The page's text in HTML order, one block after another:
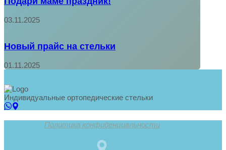
03.11.2025
Новый прайс на стельки
01.11.2025
Индивидуальные ортопедические стельки
Политика конфиденциальности